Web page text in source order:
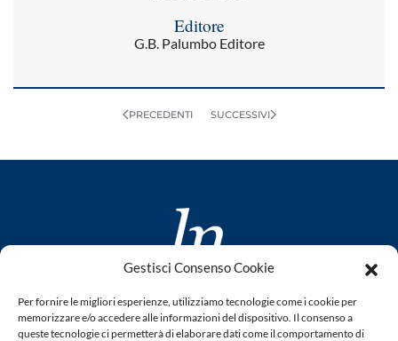
Gestisci Consenso Cookie
Per fornire le migliori esperienze, utilizziamo tecnologie come i cookie per
memorizzare e/o accedere alle informazioni del dispositivo. Il consenso a
queste tecnologie ci permetterà di elaborare dati come il comportamento di
Editore
G.B. Palumbo Editore
PRECEDENTI SUCCESSIVI
www.laletteraturaenoi.it
fondato da Romano Luperini